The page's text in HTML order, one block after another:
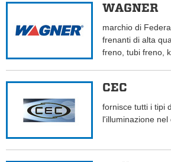
WAGNER
marchio di
frenanti di alta
freno, tubi freno,
CEC
fornisce tutti i tipi
l'illuminazione nel